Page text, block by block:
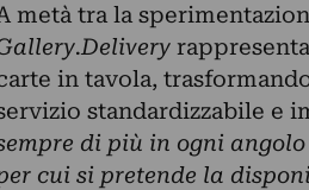
metà tra la
in tavola,
standardizzabile e
di più in ogni
cui si pretende la